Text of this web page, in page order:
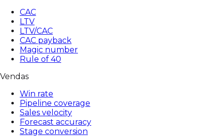
CAC
LTV
LTV/CAC
CAC payback
Magic number
Rule of 40
Vendas
Win rate
Pipeline coverage
Sales velocity
Forecast accuracy
Stage conversion